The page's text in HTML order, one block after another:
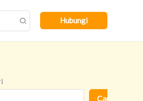
Hubungi
Cari